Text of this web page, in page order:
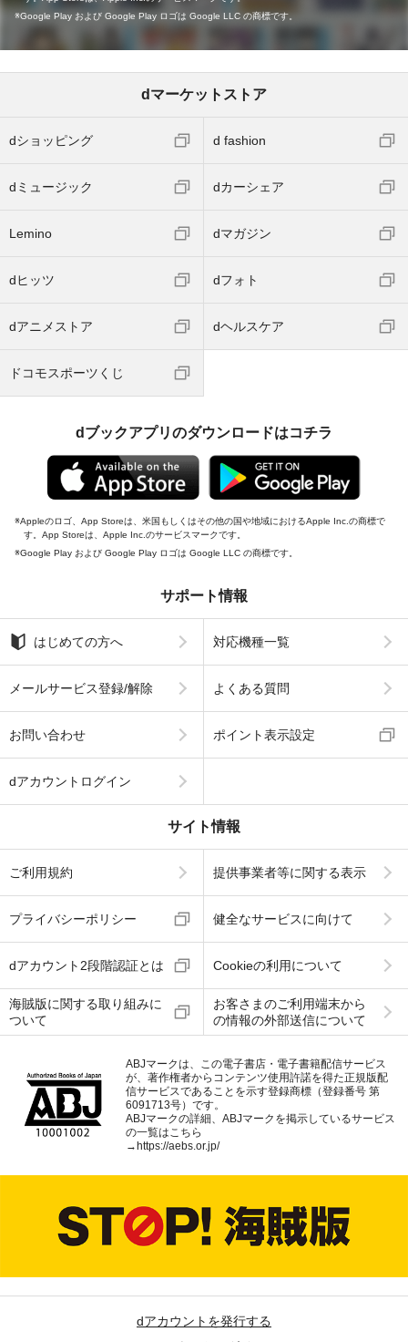
Google Play および Google Play ロゴは Google LLC の商標です。
dマーケットストア
dショッピング d fashion
dミュージック dカーシェア
Lemino dマガジン
dヒッツ dフォト
dアニメストア dヘルスケア
ドコモスポーツくじ
dブックアプリのダウンロードはコチラ
Appleのロゴ、App Storeは、米国もしくはその他の国や地域におけるApple Inc.の商標で
す。App Storeは、Apple Inc.のサービスマークです。
Google Play および Google Play ロゴは Google LLC の商標です。
サポート情報
はじめての方へ 対応機種一覧
メールサービス登録/解除 よくある質問
お問い合わせ ポイント表示設定
dアカウントログイン
サイト情報
ご利用規約 提供事業者等に関する表示
プライバシーポリシー 健全なサービスに向けて
dアカウント2段階認証とは Cookieの利用について
海賊版に関する取り組みに
ついて
お客さまのご利用端末から
の情報の外部送信について
ABJマークは、この電子書店・電子書籍配信サービス
が、著作権者からコンテンツ使用許諾を得た正規版配
信サービスであることを示す登録商標（登録番号 第
6091713号）です。
ABJマークの詳細、ABJマークを掲示しているサービス
の一覧はこちら
→https://aebs.or.jp/
dアカウントを発行する